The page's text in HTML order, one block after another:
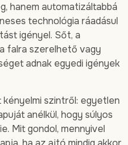
hanem automatizáltabbá
technológia ráadásul
igényel. Sőt, a
falra szerelhető vagy
adnak egyedi igények
kényelmi szintről: egyetlen
anélkül, hogy súlyos
Mit gondol, mennyivel